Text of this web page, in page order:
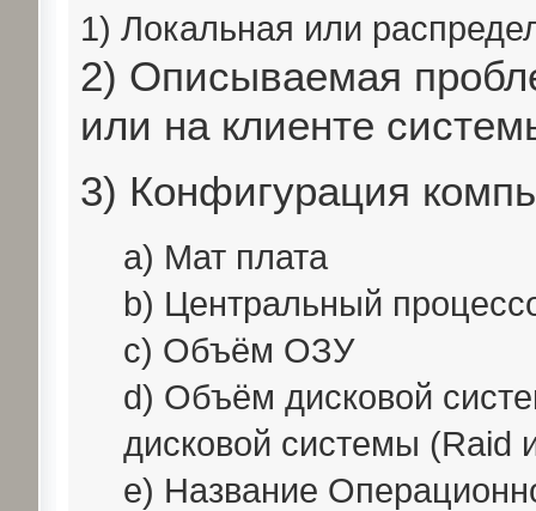
1) Локальная или
2) Описываемая
или на клиенте
3) Конфигурация
a) Мат плата
b) Центральный
c) Объём ОЗУ
d) Объём дисковой
дисковой системы (Raid
e) Название